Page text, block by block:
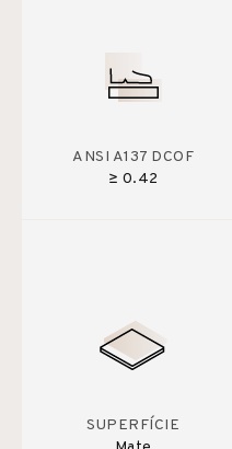
ANSI A137 DCOF
≥ 0.42
SUPERFÍCIE